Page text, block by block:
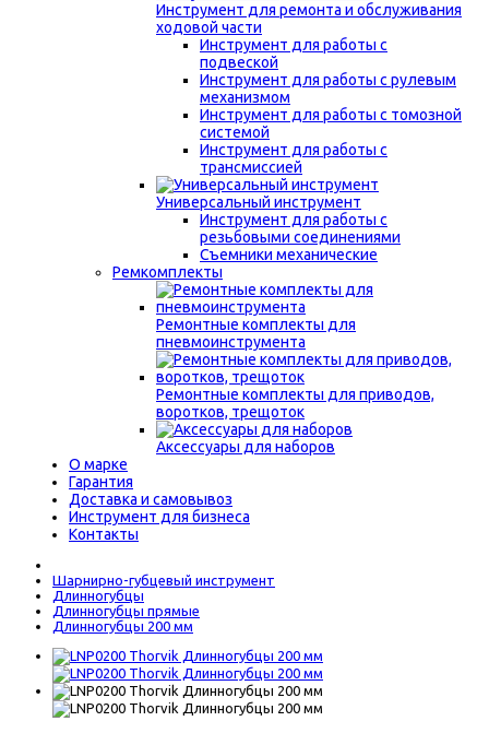
Инструмент для ремонта и обслуживания
ходовой части
Инструмент для работы с
подвеской
Инструмент для работы с рулевым
механизмом
Инструмент для работы с томозной
системой
Инструмент для работы с
трансмиссией
Универсальный инструмент
Инструмент для работы с
резьбовыми соединениями
Съемники механические
Ремкомплекты
Ремонтные комплекты для
пневмоинструмента
Ремонтные комплекты для приводов,
воротков, трещоток
Аксессуары для наборов
О марке
Гарантия
Доставка и самовывоз
Инструмент для бизнеса
Контакты
Шарнирно-губцевый инструмент
Длинногубцы
Длинногубцы прямые
Длинногубцы 200 мм